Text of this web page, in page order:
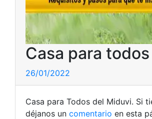
Casa para
26/01/2022
Casa para Todos del Miduvi. Si
déjanos un comentario en esta